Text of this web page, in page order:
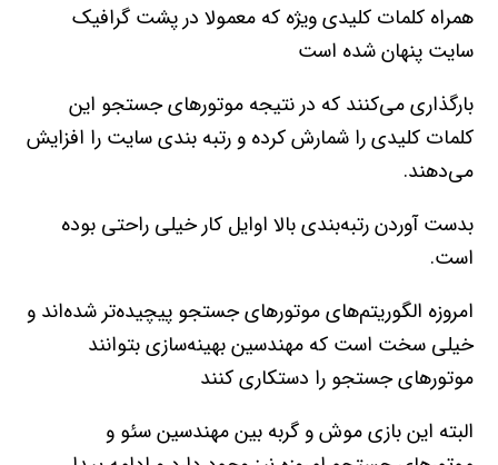
همراه کلمات کليدي ويژه که معمولا در پشت گرافيک
سايت پنهان شده است
بارگذاري مي‌کنند که در نتيجه موتورهاي جستجو اين
کلمات کليدي را شمارش کرده و رتبه بندي سايت را افزايش
مي‌دهند.
بدست آوردن رتبه‌بندي بالا اوايل کار خيلي راحتي بوده
است.
امروزه الگوريتم‌هاي موتورهاي جستجو پيچيده‌تر شده‌اند و
خيلي سخت است که مهندسين بهينه‌سازي بتوانند
موتورهاي جستجو را دستکاري کنند
البته اين بازي موش و گربه بين مهندسين سئو و